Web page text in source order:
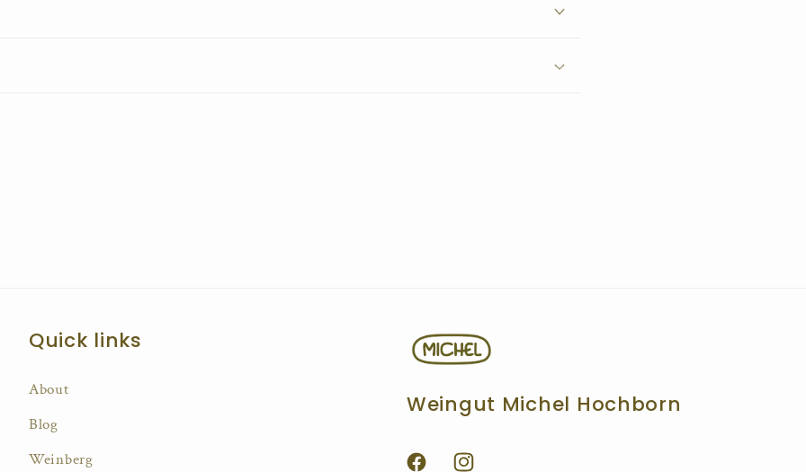
Quick links
About
Blog
Weinberg
Weingut Michel Hochborn